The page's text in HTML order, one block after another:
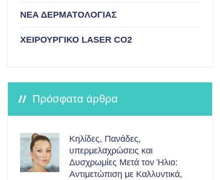
ΝΕΑ ΔΕΡΜΑΤΟΛΟΓΙΑΣ
ΧΕΙΡΟΥΡΓΙΚΟ LASER CO2
Πρόσφατα άρθρα
Κηλίδες, Πανάδες,
υπερμελαχρώσεις και
Δυσχρωμίες Μετά τον Ήλιο:
Αντιμετώπιση με Καλλυντικά,